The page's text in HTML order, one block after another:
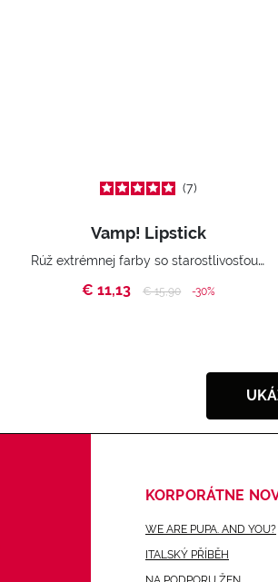
7
Vamp! Lipstick
Rúž extrémnej farby so starostlivosťou pre plnšie pery.
€ 11,13
Price reduced from
€ 15,90to -30%
KORPORÁTNE
WE ARE PUPA. AND YOU?
ITALSKÝ PŘÍBĚH